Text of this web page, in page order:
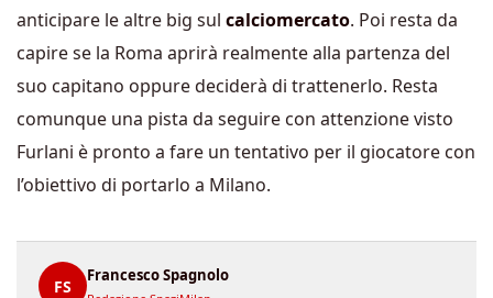
anticipare le altre big sul calciomercato. Poi resta da
capire se la Roma aprirà realmente alla partenza del
suo capitano oppure deciderà di trattenerlo. Resta
comunque una pista da seguire con attenzione visto
Furlani è pronto a fare un tentativo per il giocatore con
l’obiettivo di portarlo a Milano.
FS
Francesco Spagnolo